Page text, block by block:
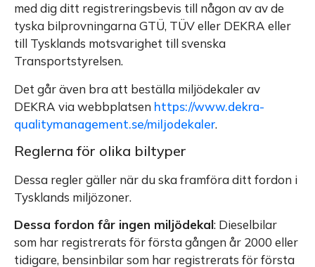
med dig ditt registreringsbevis till någon av av de
tyska bilprovningarna GTÜ, TÜV eller DEKRA eller
till Tysklands motsvarighet till svenska
Transportstyrelsen.
Det går även bra att beställa miljödekaler av
DEKRA via webbplatsen https://www.dekra-
qualitymanagement.se/miljodekaler.
Reglerna för olika biltyper
Dessa regler gäller när du ska framföra ditt fordon i
Tysklands miljözoner.
Dessa fordon får ingen miljödekal: Dieselbilar
som har registrerats för första gången år 2000 eller
tidigare, bensinbilar som har registrerats för första